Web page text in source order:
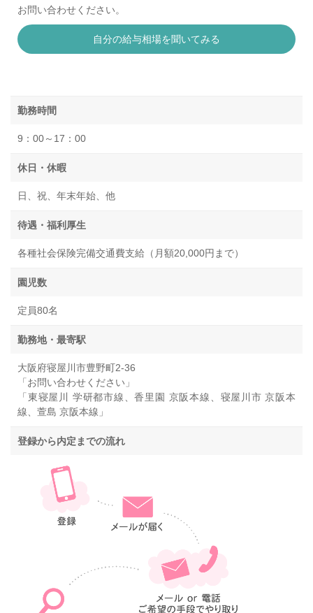
お問い合わせください。
自分の給与相場を聞いてみる
勤務時間
9：00～17：00
休日・休暇
日、祝、年末年始、他
待遇・福利厚生
各種社会保険完備交通費支給（月額20,000円まで）
園児数
定員80名
勤務地・最寄駅
大阪府寝屋川市豊野町2-36
「お問い合わせください」
「東寝屋川 学研都市線、香里園 京阪本線、寝屋川市 京阪本
線、萱島 京阪本線」
登録から内定までの流れ